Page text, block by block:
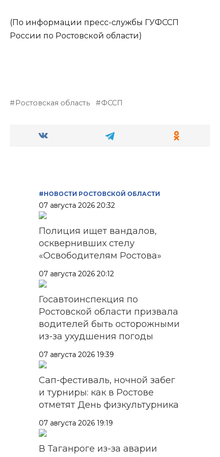
(По информации пресс-службы ГУФССП
России по Ростовской области)
Ростовская область ФССП
#НОВОСТИ РОСТОВСКОЙ ОБЛАСТИ
07 августа 2026 20:32
Полиция ищет вандалов,
осквернивших стелу
«Освободителям Ростова»
07 августа 2026 20:12
Госавтоинспекция по
Ростовской области призвала
водителей быть осторожными
из-за ухудшения погоды
07 августа 2026 19:39
Сап-фестиваль, ночной забег
и турниры: как в Ростове
отметят День физкультурника
07 августа 2026 19:19
В Таганроге из-за аварии